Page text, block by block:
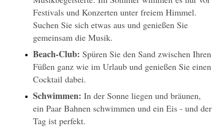
Festivals und Konzerten unter freiem Himmel.
Suchen Sie sich etwas aus und genießen Sie
gemeinsam die Musik.
Beach-Club: Spüren Sie den Sand zwischen Ihren
Füßen ganz wie im Urlaub und genießen Sie einen
Cocktail dabei.
Schwimmen: In der Sonne liegen und bräunen,
ein Paar Bahnen schwimmen und ein Eis - und der
Tag ist perfekt.